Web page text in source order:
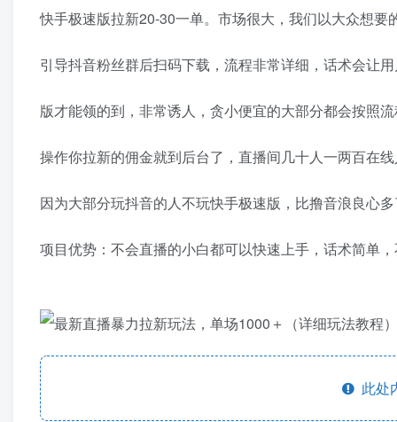
快手极速版拉新20-30一单。市场很大，我们以大众想要
引导抖音粉丝群后扫码下载，流程非常详细，话术会让
版才能领的到，非常诱人，贪小便宜的大部分都会按照
操作你拉新的佣金就到后台了，直播间几十人一两百在
因为大部分玩抖音的人不玩快手极速版，比撸音浪良心
项目优势：不会直播的小白都可以快速上手，话术简单
此处